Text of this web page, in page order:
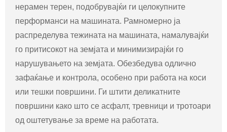
нерамен терен, подобрувајќи ги целокупните
перформанси на машината. Рамномерно ја
распределува тежината на машината, намалувајќи
го притисокот на земјата и минимизирајќи го
нарушувањето на земјата. Обезбедува одлично
зафаќање и контрола, особено при работа на коси
или тешки површини. Ги штити деликатните
површини како што се асфалт, тревници и тротоари
од оштетување за време на работата.